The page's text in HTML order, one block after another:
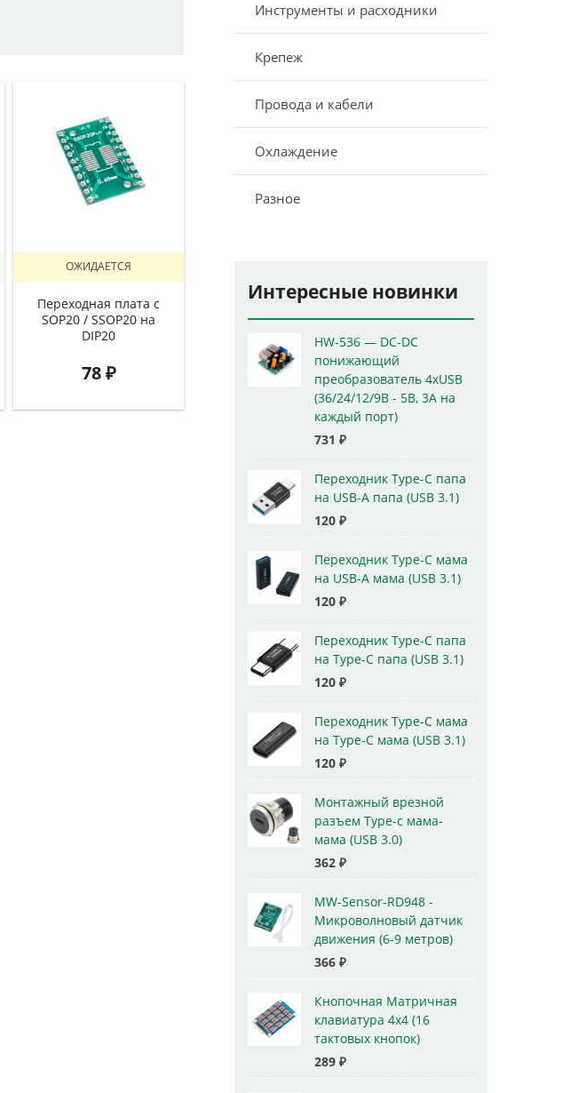
ОЖИДАЕТСЯ
Переходная плата с
SOP20 / SSOP20 на
DIP20
78₽
Инструменты и расходники
Крепеж
Провода и кабели
Охлаждение
Разное
Интересные новинки
HW-536 — DC-DC
понижающий
преобразователь 4xUSB
(36/24/12/9В - 5В, 3А на
каждый порт)
731 ₽
Переходник Type-C папа
на USB-A папа (USB 3.1)
120 ₽
Переходник Type-C мама
на USB-A мама (USB 3.1)
120 ₽
Переходник Type-C папа
на Type-C папа (USB 3.1)
120 ₽
Переходник Type-C мама
на Type-C мама (USB 3.1)
120 ₽
Монтажный врезной
разъем Type-c мама-
мама (USB 3.0)
362 ₽
MW-Sensor-RD948 -
Микроволновый датчик
движения (6-9 метров)
366 ₽
Кнопочная Матричная
клавиатура 4x4 (16
тактовых кнопок)
289 ₽